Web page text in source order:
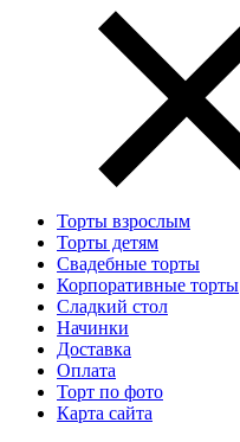
Торты взрослым
Торты детям
Свадебные торты
Корпоративные торты
Сладкий стол
Начинки
Доставка
Оплата
Торт по фото
Карта сайта